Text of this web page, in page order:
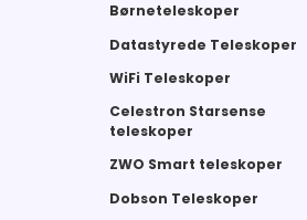
Børneteleskoper
Datastyrede Teleskoper
WiFi Teleskoper
Celestron Starsense
teleskoper
ZWO Smart teleskoper
Dobson Teleskoper